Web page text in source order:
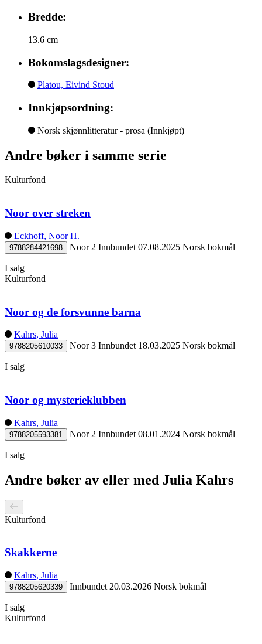
Bredde:
13.6 cm
Bokomslagsdesigner:
Platou, Eivind Stoud
Innkjøpsordning:
Norsk skjønnlitteratur - prosa (Innkjøpt)
Andre bøker i samme serie
Kulturfond
Noor over streken
Eckhoff, Noor H.
9788284421698 Noor 2 Innbundet 07.08.2025 Norsk bokmål
I salg
Kulturfond
Noor og de forsvunne barna
Kahrs, Julia
9788205610033 Noor 3 Innbundet 18.03.2025 Norsk bokmål
I salg
Noor og mysterieklubben
Kahrs, Julia
9788205593381 Noor 2 Innbundet 08.01.2024 Norsk bokmål
I salg
Andre bøker av eller med Julia Kahrs
Kulturfond
Skakkerne
Kahrs, Julia
9788205620339 Innbundet 20.03.2026 Norsk bokmål
I salg
Kulturfond